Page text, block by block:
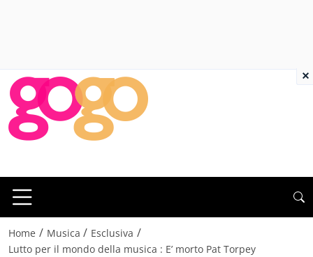
Home / Musica / Esclusiva /
Lutto per il mondo della musica : E’ morto Pat Torpey
×